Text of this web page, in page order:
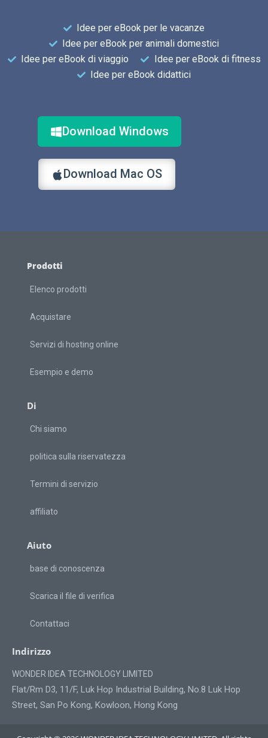
Idee per eBook per le vacanze
Idee per eBook per animali domestici
Idee per eBook di viaggio
Idee per eBook di fitness
Idee per eBook didattici
Download Windows
Download Mac OS
Prodotti
Elenco prodotti
Acquistare
Servizi di hosting online
Esempio e demo
Di
Chi siamo
politica sulla riservatezza
Termini di servizio
affiliato
Aiuto
base di conoscenza
Scarica il file di verifica
Contattaci
Indirizzo
WONDER IDEA TECHNOLOGY LIMITED
Flat/Rm D3, 11/F, Luk Hop Industrial Building, No.8 Luk Hop
Street, San Po Kong, Kowloon, Hong Kong